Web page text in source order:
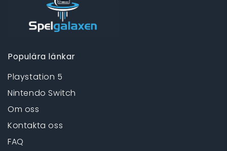
Populära länkar
Playstation 5
Nintendo Switch
Om oss
Kontakta oss
FAQ